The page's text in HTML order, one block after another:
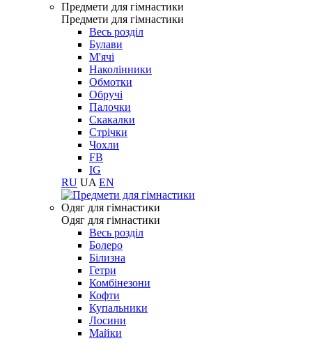
Предмети для гімнастики
Предмети для гімнастики
Весь розділ
Булави
М'ячі
Наколінники
Обмотки
Обручі
Палочки
Скакалки
Стрічки
Чохли
FB
IG
RU UA EN
Одяг для гімнастики
Одяг для гімнастики
Весь розділ
Болеро
Білизна
Гетри
Комбінезони
Кофти
Купальники
Лосини
Майки